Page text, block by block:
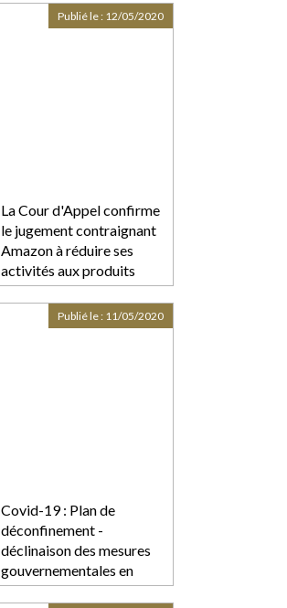
La Cour d'Appel confirme
le jugement contraignant
Amazon à réduire ses
activités aux produits
essentiels
Publié le : 12/05/2020
Covid-19 : Plan de
déconfinement -
déclinaison des mesures
gouvernementales en
Guadeloupe
Publié le : 11/05/2020